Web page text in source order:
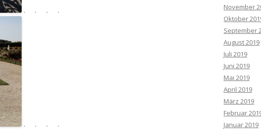
. . . .
. . . .
November
Oktober
September
August 2019
Juli 2019
Juni 2019
Mai 2019
April 2019
März 2019
Februar
Januar 2019